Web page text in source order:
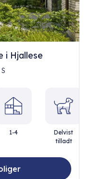
i Hjallese
1-4
Delvist
tilladt